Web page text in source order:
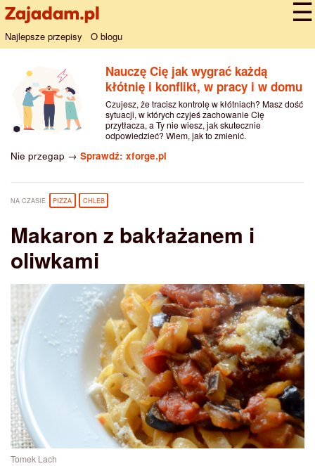
Najlepsze przepisy O blogu
Nauczę Cię jak wygrać każdą
kłótnię i konflikt, w pracy i w domu
Czujesz, że tracisz kontrolę w kłótniach? Masz dość
sytuacji, w których czyjeś zachowanie Cię
przytłacza, a Ty nie wiesz, jak skutecznie
odpowiedzieć? Wiem, jak to zmienić.
Nie przegap → Sprawdź: xforge.pl
NA CZASIE PIZZA CHLEB
Makaron z bakłażanem i
oliwkami
Tomek Lach